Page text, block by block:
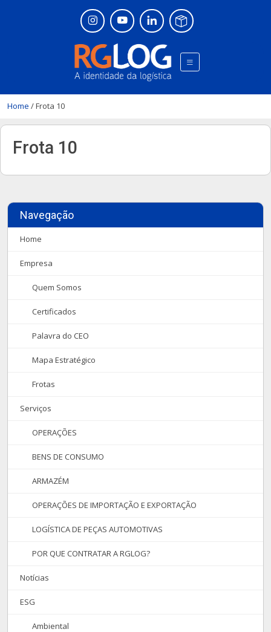
Home /Frota 10
Frota 10
Navegação
Home
Empresa
Quem Somos
Certificados
Palavra do CEO
Mapa Estratégico
Frotas
Serviços
OPERAÇÕES
BENS DE CONSUMO
ARMAZÉM
OPERAÇÕES DE IMPORTAÇÃO E EXPORTAÇÃO
LOGÍSTICA DE PEÇAS AUTOMOTIVAS
POR QUE CONTRATAR A RGLOG?
Notícias
ESG
Ambiental